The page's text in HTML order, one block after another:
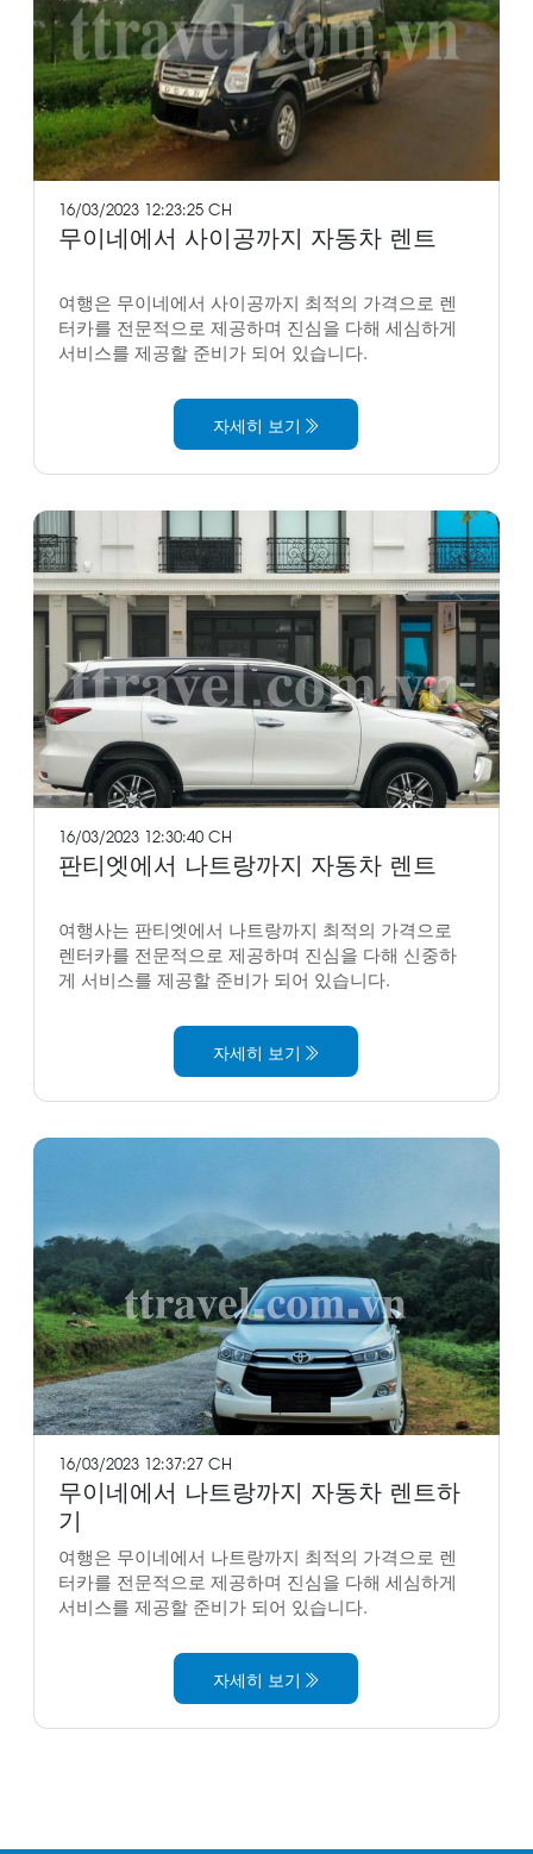
16/03/2023 12:23:25 CH
무이네에서 사이공까지 자동차 렌트
여행은 무이네에서 사이공까지 최적의 가격으로 렌
터카를 전문적으로 제공하며 진심을 다해 세심하게
서비스를 제공할 준비가 되어 있습니다.
자세히 보기
16/03/2023 12:30:40 CH
판티엣에서 나트랑까지 자동차 렌트
여행사는 판티엣에서 나트랑까지 최적의 가격으로
렌터카를 전문적으로 제공하며 진심을 다해 신중하
게 서비스를 제공할 준비가 되어 있습니다.
자세히 보기
16/03/2023 12:37:27 CH
무이네에서 나트랑까지 자동차 렌트하
기
여행은 무이네에서 나트랑까지 최적의 가격으로 렌
터카를 전문적으로 제공하며 진심을 다해 세심하게
서비스를 제공할 준비가 되어 있습니다.
자세히 보기